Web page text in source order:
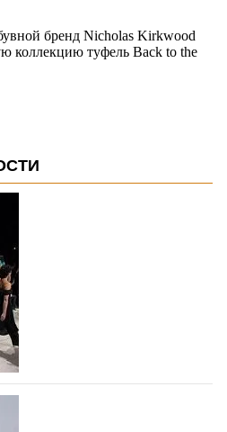
бренд Nicholas Kirkwood
коллекцию туфель Back to the
неделе моды